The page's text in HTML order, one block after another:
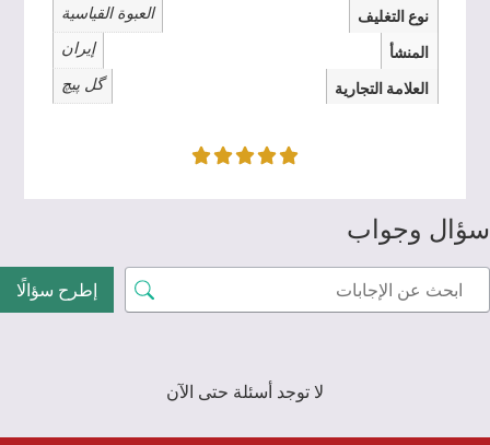
نوع التغليف
العبوة القياسية
المنشأ
إيران
العلامة التجارية
گل پیچ
سؤال وجواب
إطرح سؤالًا
لا توجد أسئلة حتى الآن